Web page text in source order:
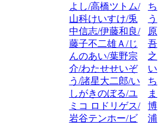
よし/高橋ツトム/
山科けいすけ/兎
中信志/伊藤和良/
藤子不二雄Ａ/じ
んのあい/葉野宗
介/わたせせいぞ
う/諸星大二郎/い
しがきのぼる/ユ
ミコ ロドリゲス/
岩谷テンホー/ビ
ち
う
原
吾/
之
い
ち
ま
博/
浦